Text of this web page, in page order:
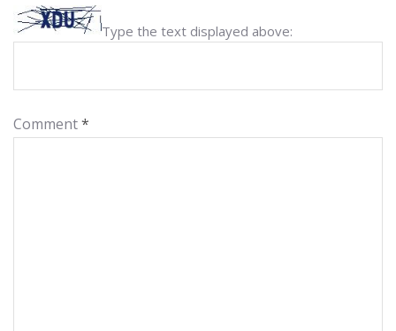
Type the text displayed above:
Comment*